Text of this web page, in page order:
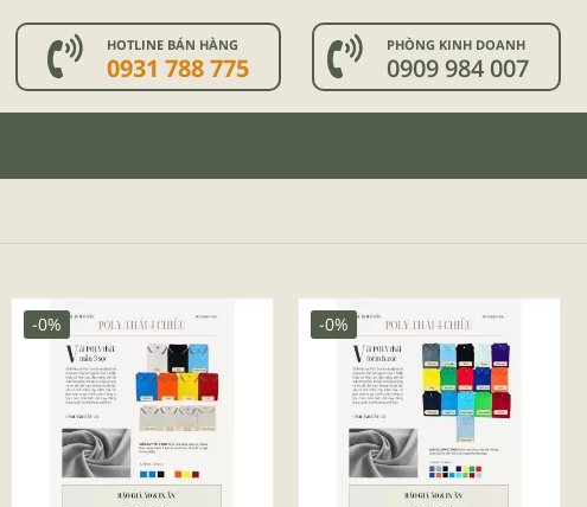
HOTLINE BÁN HÀNG
0931 788 775
PHÒNG KINH DOANH
0909 984 007
-0% -0%